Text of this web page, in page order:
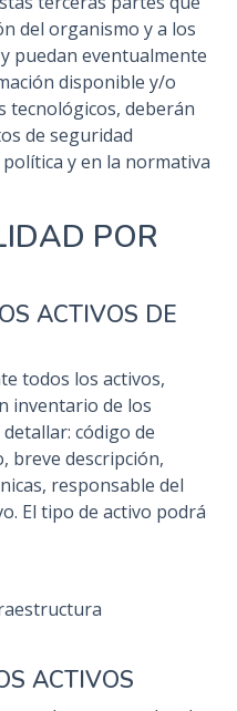
del organismo y a los
puedan eventualmente
disponible y/o
tecnológicos, deberán
de seguridad
y en la normativa
POR
ACTIVOS DE
todos los activos,
inventario de los
código de
breve descripción,
responsable del
El tipo de activo podrá
ACTIVOS